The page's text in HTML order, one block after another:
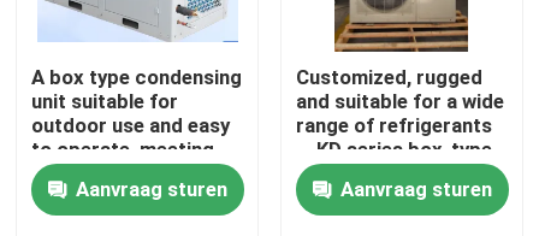
Kwaliteitscontrole
Neem contact met ons op
Nieuws
A box type condensing
unit suitable for
outdoor use and easy
to operate, meeting
the needs of
refrigerants such as
R404A, R507A, R448,
Aanvraag sturen
Customized, rugged
and suitable for a wide
range of refrigerants
，KD series box-type
condensing
unit（4~7Hp
optional）
Aanvraag sturen